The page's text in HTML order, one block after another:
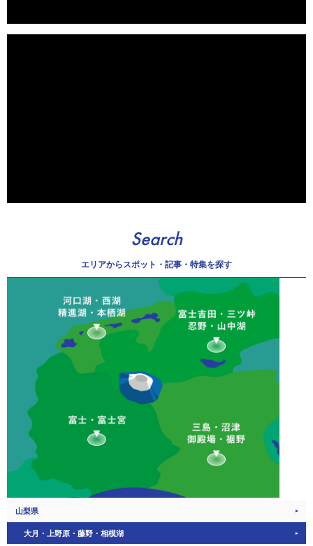
Search
エリアからスポット・記事・特集を探す
山梨県
大月・上野原・藤野・相模湖